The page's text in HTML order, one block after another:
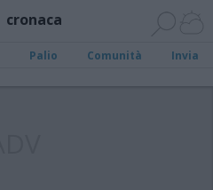
cronaca
Palio Comunità Invia